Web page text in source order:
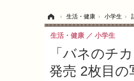
› 生活・健康 › 小学生 ›
「バネのチ
発売 2枚目の
生活・健康 小学生